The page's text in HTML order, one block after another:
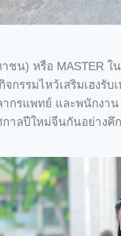
ชน) หรือ MASTER
จกรรมไหว้เสริมเฮง
รแพทย์ และพนักงา
าลปีใหม่จีนกันอย่างคึ